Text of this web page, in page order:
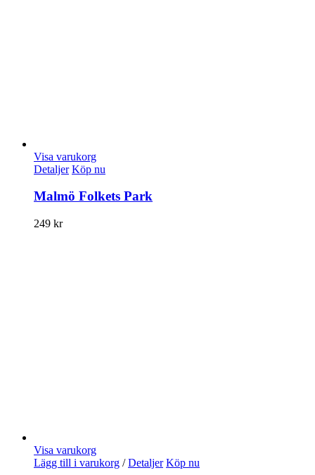
Visa varukorg
Detaljer Köp nu
Malmö Folkets Park
249 kr
Visa varukorg
Lägg till i varukorg / Detaljer Köp nu